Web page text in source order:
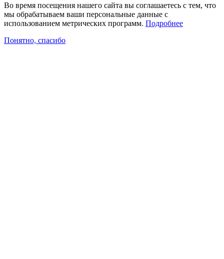
Во время посещения нашего сайта вы соглашаетесь с тем, что
мы обрабатываем ваши персональные данные с
использованием метрических программ. Подробнее
Понятно, спасибо